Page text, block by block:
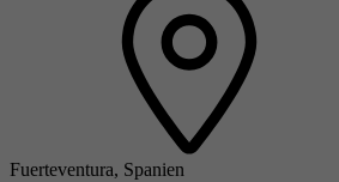
Fuerteventura, Spanien